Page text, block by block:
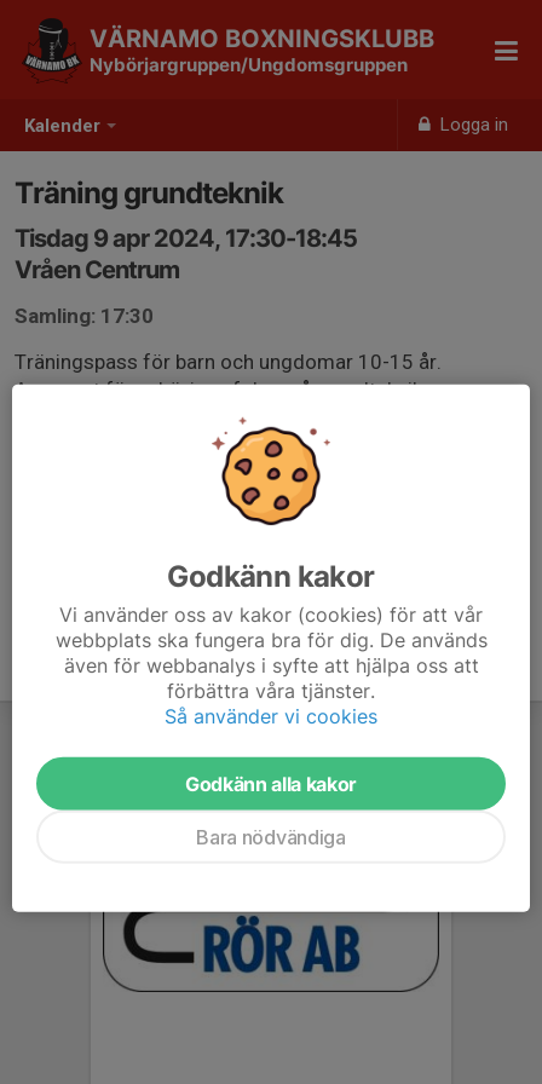
Kalender Logga in
VÄRNAMO BOXNINGSKLUBB
Nybörjargruppen/Ungdomsgruppen
Träning grundteknik
Tisdag 9 apr 2024, 17:30-18:45
Vråen Centrum
Samling: 17:30
Träningspass för barn och ungdomar 10-15 år.
Anpassat för nybörjare, fokus på grundteknik.
Godkänn kakor
Vi använder oss av kakor (cookies) för att vår
webbplats ska fungera bra för dig. De används
även för webbanalys i syfte att hjälpa oss att
förbättra våra tjänster.
Så använder vi cookies
Godkänn alla kakor
Bara nödvändiga